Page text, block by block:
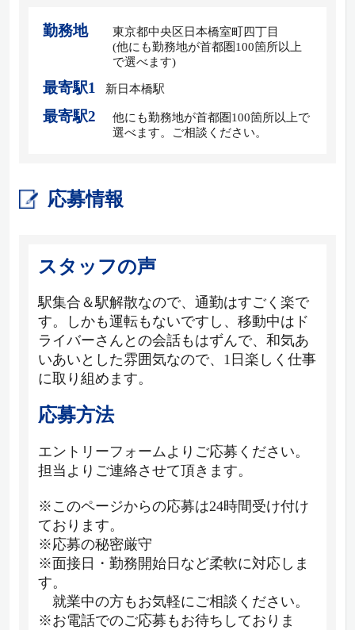
勤務地
東京都中央区日本橋室町四丁目
(他にも勤務地が首都圏100箇所以上
で選べます)
最寄駅1 新日本橋駅
最寄駅2
他にも勤務地が首都圏100箇所以上で
選べます。ご相談ください。
応募情報
スタッフの声
駅集合＆駅解散なので、通勤はすごく楽で
す。しかも運転もないですし、移動中はド
ライバーさんとの会話もはずんで、和気あ
いあいとした雰囲気なので、1日楽しく仕事
に取り組めます。
応募方法
エントリーフォームよりご応募ください。
担当よりご連絡させて頂きます。
※このページからの応募は24時間受け付け
ております。
※応募の秘密厳守
※面接日・勤務開始日など柔軟に対応しま
す。
就業中の方もお気軽にご相談ください。
※お電話でのご応募もお待ちしておりま